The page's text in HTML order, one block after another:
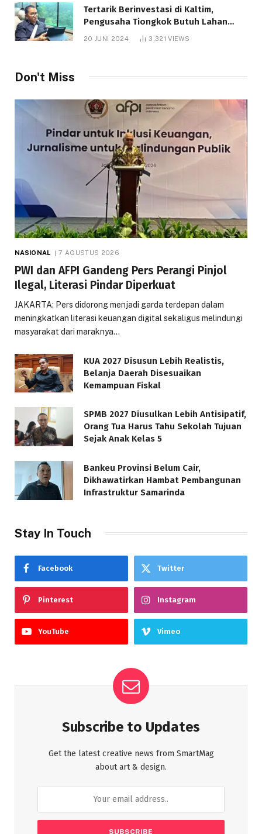
Tertarik Berinvestasi di Kaltim,
Pengusaha Tiongkok Butuh Lahan
1.000 Hektare
20 JUNI 2024 3,321VIEWS
Don't Miss
NASIONAL 7 AGUSTUS 2026
PWI dan AFPI Gandeng Pers Perangi Pinjol
Ilegal, Literasi Pindar Diperkuat
JAKARTA: Pers didorong menjadi garda terdepan dalam
meningkatkan literasi keuangan digital sekaligus melindungi
masyarakat dari maraknya…
KUA 2027 Disusun Lebih Realistis,
Belanja Daerah Disesuaikan
Kemampuan Fiskal
SPMB 2027 Diusulkan Lebih Antisipatif,
Orang Tua Harus Tahu Sekolah Tujuan
Sejak Anak Kelas 5
Bankeu Provinsi Belum Cair,
Dikhawatirkan Hambat Pembangunan
Infrastruktur Samarinda
Stay In Touch
Facebook Twitter
Pinterest Instagram
YouTube Vimeo
Subscribe to Updates
Get the latest creative news from SmartMag
about art & design.